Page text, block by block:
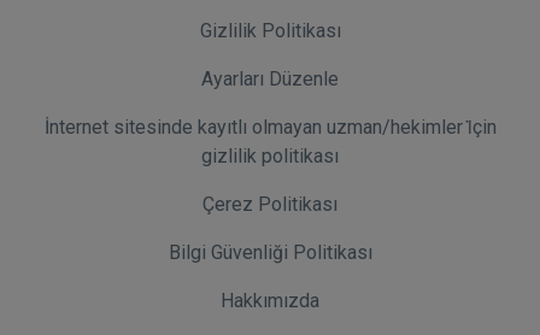
Gizlilik Politikası
Ayarları Düzenle
İnternet sitesinde kayıtlı olmayan uzman/hekimler i̇çin
gizlilik politikası
Çerez Politikası
Bilgi Güvenliği Politikası
Hakkımızda